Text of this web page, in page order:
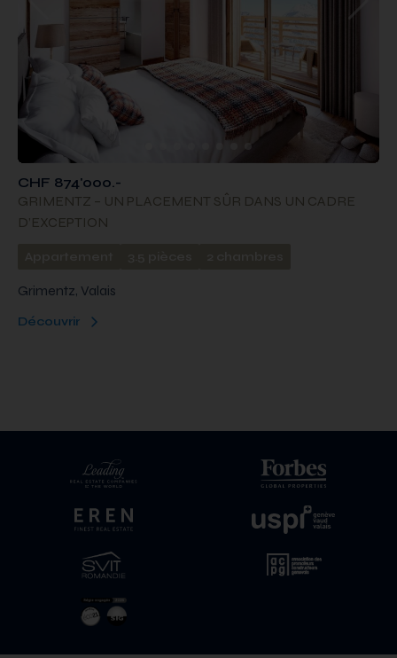
CHF 874'000.-
GRIMENTZ – UN PLACEMENT SÛR DANS UN CADRE
D’EXCEPTION
Grimentz, Valais
Découvrir